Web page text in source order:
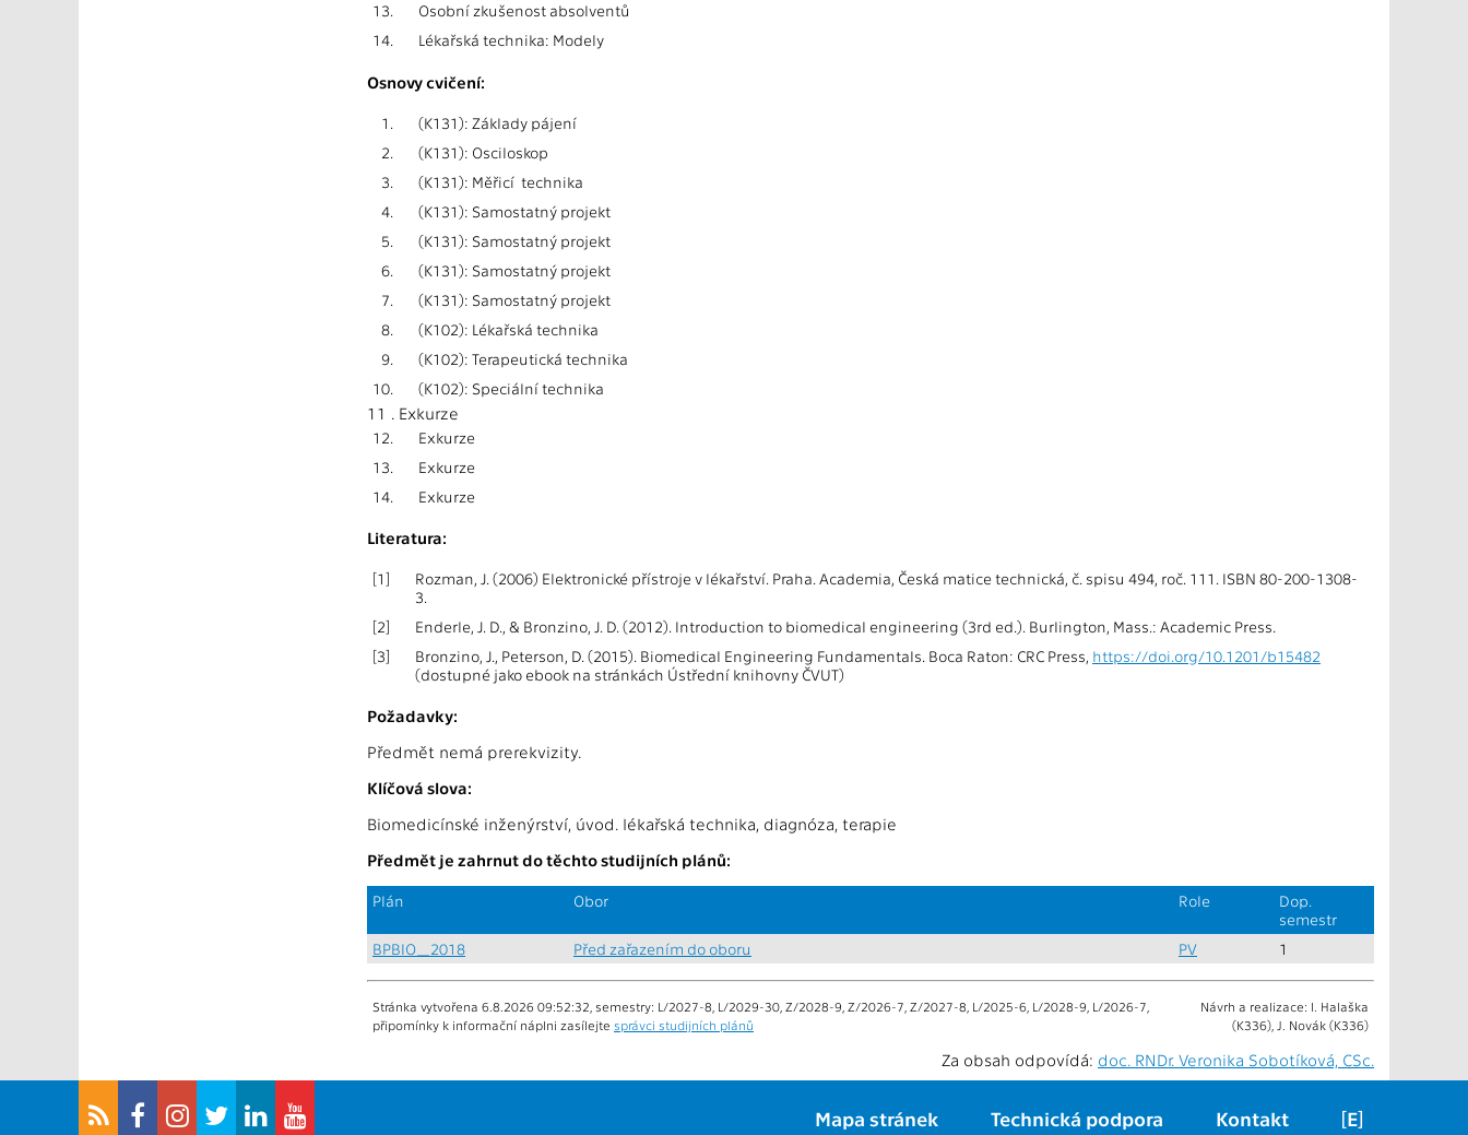
13.
Osobní zkušenost absolventů
14.
Lékařská technika: Modely
Osnovy cvičení:
1.
(K131): Základy pájení
2.
(K131): Osciloskop
3.
(K131): Měřicí technika
4.
(K131): Samostatný projekt
5.
(K131): Samostatný projekt
6.
(K131): Samostatný projekt
7.
(K131): Samostatný projekt
8.
(K102): Lékařská technika
9.
(K102): Terapeutická technika
10.
(K102): Speciální technika
11 . Exkurze
12.
Exkurze
13.
Exkurze
14.
Exkurze
Literatura:
[1]
Rozman, J. (2006) Elektronické přístroje v lékařství. Praha. Academia, Česká matice technická, č. spisu 494, roč. 111. ISBN 80-200-1308-
3.
[2]
Enderle, J. D., & Bronzino, J. D. (2012). Introduction to biomedical engineering (3rd ed.). Burlington, Mass.: Academic Press.
[3]
Bronzino, J., Peterson, D. (2015). Biomedical Engineering Fundamentals. Boca Raton: CRC Press, https://doi.org/10.1201/b15482
(dostupné jako ebook na stránkách Ústřední knihovny ČVUT)
Požadavky:
Předmět nemá prerekvizity.
Klíčová slova:
Biomedicínské inženýrství, úvod. lékařská technika, diagnóza, terapie
Předmět je zahrnut do těchto studijních plánů:
Plán Obor Role
Dop.
semestr
BPBIO_2018
Před zařazením do oboru PV 1
Stránka vytvořena 6.8.2026 09:52:32, semestry: L/2027-8, L/2029-30, Z/2028-9, Z/2026-7, Z/2027-8, L/2025-6, L/2028-9, L/2026-7,
připomínky k informační náplni zasílejte správci studijních plánů
Návrh a realizace: I. Halaška
(K336), J. Novák (K336)
Za obsah odpovídá: doc. RNDr. Veronika Sobotíková, CSc.
[E]
Kontakt
Technická podpora
Mapa stránek